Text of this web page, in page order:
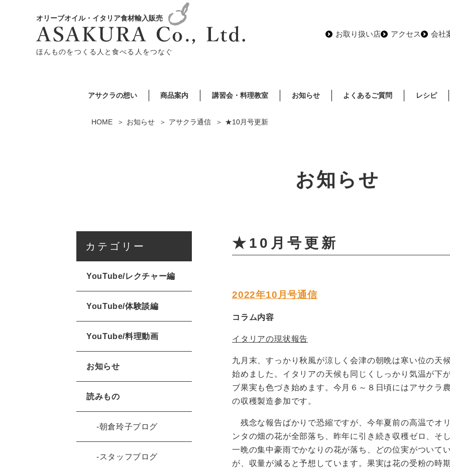
オリーブオイル・イタリア食材輸入販売
お取り扱い店 アクセス 会社
ほんものをつくる人と食べる人をつなぐ
アサクラの想い 商品案内 講習会・料理教室 お知らせ よくあるご質問 レシピ
HOME お知らせ アサクラ通信 ★10月号更新
お知らせ
★10月号更新
2022年10 月号通信
コラム内容
イタリアの現状報告
九月末、すっかり秋風が涼しく会津の朝晩は寒い位の天
始めました。イタリアの天候も同じくしっかり気温が下
ブ果実も色づき始めます。今月６～８日頃にはアサクラ
の収穫製造参加です。
残念な報告ばかりで恐縮ですが、今年夏前の高温でオ
ンタの畑の花が全部落ち、昨年に引き続き収穫ゼロ、そ
一晩の集中豪雨でかなりの花が落ち、どの位実がついて
が、収量が減ると予想しています。果実は花の受粉の時
カテゴリー
YouTube/レクチャー編
YouTube/体験談編
YouTube/料理動画
お知らせ
読みもの
朝倉玲子ブログ
スタッフブログ